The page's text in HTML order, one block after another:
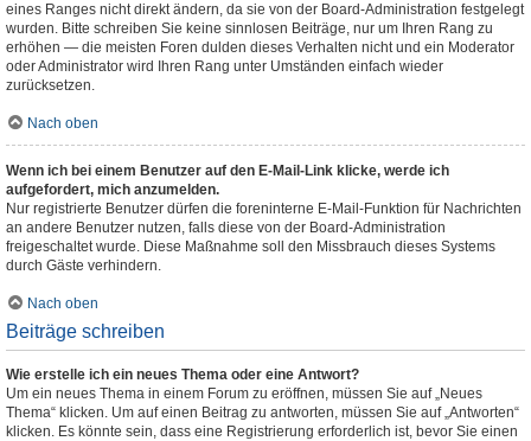
eines Ranges nicht direkt ändern, da sie von der Board-Administration festgelegt
wurden. Bitte schreiben Sie keine sinnlosen Beiträge, nur um Ihren Rang zu
erhöhen — die meisten Foren dulden dieses Verhalten nicht und ein Moderator
oder Administrator wird Ihren Rang unter Umständen einfach wieder
zurücksetzen.
Nach oben
Wenn ich bei einem Benutzer auf den E-Mail-Link klicke, werde ich
aufgefordert, mich anzumelden.
Nur registrierte Benutzer dürfen die foreninterne E-Mail-Funktion für Nachrichten
an andere Benutzer nutzen, falls diese von der Board-Administration
freigeschaltet wurde. Diese Maßnahme soll den Missbrauch dieses Systems
durch Gäste verhindern.
Nach oben
Beiträge schreiben
Wie erstelle ich ein neues Thema oder eine Antwort?
Um ein neues Thema in einem Forum zu eröffnen, müssen Sie auf „Neues
Thema“ klicken. Um auf einen Beitrag zu antworten, müssen Sie auf „Antworten“
klicken. Es könnte sein, dass eine Registrierung erforderlich ist, bevor Sie einen